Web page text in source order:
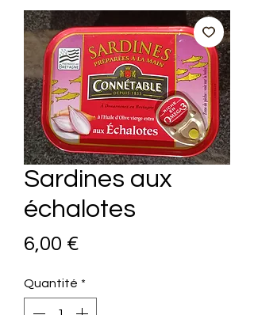
Sardines aux
échalotes
6,00 €
Quantité *